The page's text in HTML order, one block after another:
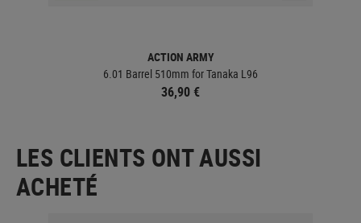
ACTION ARMY
6.01 Barrel 510mm for Tanaka L96
36,90 €
LES CLIENTS ONT AUSSI
ACHETÉ